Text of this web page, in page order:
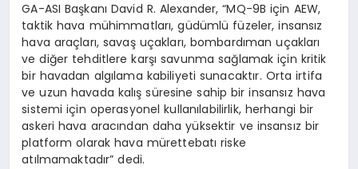
GA-ASI Başkanı David R. Alexander, “MQ-9B için AEW,
taktik hava mühimmatları, güdümlü füzeler, insansız
hava araçları, savaş uçakları, bombardıman uçakları
ve diğer tehditlere karşı savunma sağlamak için kritik
bir havadan algılama kabiliyeti sunacaktır. Orta irtifa
ve uzun havada kalış süresine sahip bir insansız hava
sistemi için operasyonel kullanılabilirlik, herhangi bir
askeri hava aracından daha yüksektir ve insansız bir
platform olarak hava mürettebatı riske
atılmamaktadır” dedi.